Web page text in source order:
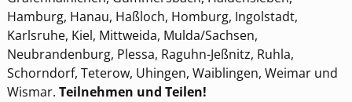
Hamburg, Hanau, Haßloch, Homburg, Ingolstadt,
Karlsruhe, Kiel, Mittweida, Mulda/Sachsen,
Neubrandenburg, Plessa, Raguhn-Jeßnitz, Ruhla,
Schorndorf, Teterow, Uhingen, Waiblingen, Weimar und
Wismar. Teilnehmen und Teilen!